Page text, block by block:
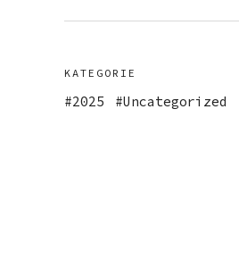
KATEGORIE
2025 Uncategorized